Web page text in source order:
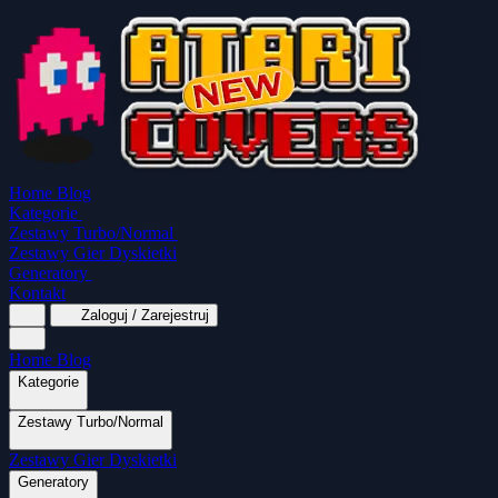
Home Blog
Kategorie
Zestawy Turbo/Normal
Zestawy Gier Dyskietki
Generatory
Kontakt
Zaloguj / Zarejestruj
Home Blog
Kategorie
Wszystkie kategorie
Zestawy Turbo/Normal
MapaSoft Turbo ROM SparkTurbo 2000
Mina Grubcio Normal
Zestawy Gier Dyskietki
Generatory